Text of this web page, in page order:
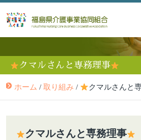
クマルさんと専務理事
ホーム / 取り組み / クマルさんと
クマルさんと専務理事